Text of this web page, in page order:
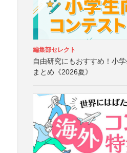
編集部セレクト
自由研究にもおすすめ！小
まとめ《2026夏》